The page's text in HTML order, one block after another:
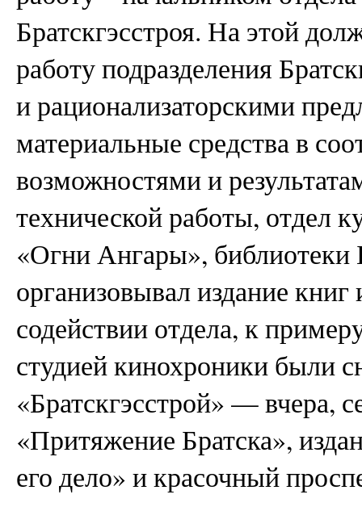
Братскгэсстроя. На этой
работу подразделения
и рационализаторскими
материальные средства в
возможностями и
технической работы, отдел
«Огни Ангары», библиотеки
организовывал издание
содействии отдела, к
студией кинохроники были
«Братскгэсстрой» — вчера,
«Притяжение Братска»,
его дело» и красочный